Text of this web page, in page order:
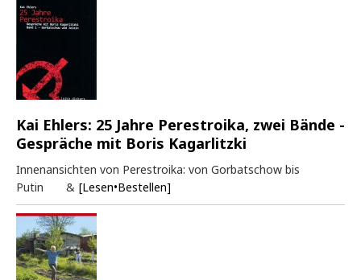
Kai Ehlers: 25 Jahre Perestroika, zwei Bände -
Gespräche mit Boris Kagarlitzki
Innenansichten von Perestroika: von Gorbatschow bis
Putin & [Lesen•Bestellen]